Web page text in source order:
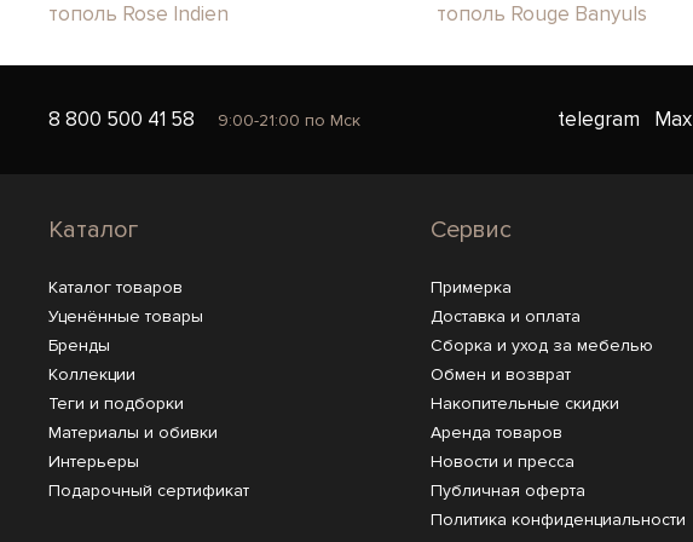
тополь Rose Indien тополь Rouge Banyuls
8 800 500 41 58 9:00-21:00 по Мск telegram Max
Каталог
Каталог товаров
Уценённые товары
Бренды
Коллекции
Теги и подборки
Материалы и обивки
Интерьеры
Подарочный сертификат
Сервис
Примерка
Доставка и оплата
Сборка и уход за мебелью
Обмен и возврат
Накопительные скидки
Аренда товаров
Новости и пресса
Публичная оферта
Политика конфиденциальности